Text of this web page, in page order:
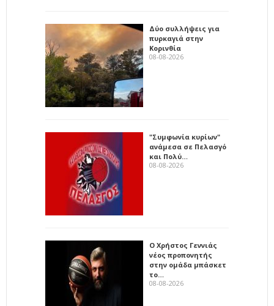
Δύο συλλήψεις για
πυρκαγιά στην
Κορινθία
08-08-2026
"Συμφωνία κυρίων"
ανάμεσα σε Πελασγό
και Πολύ…
08-08-2026
Ο Χρήστος Γεννιάς
νέος προπονητής
στην ομάδα μπάσκετ
το…
08-08-2026